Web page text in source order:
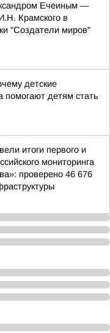
Ечеиным —
Крамского в
"Создатели миров"
детские
помогают детям стать
итоги первого и
мониторинга
проверено 46 676